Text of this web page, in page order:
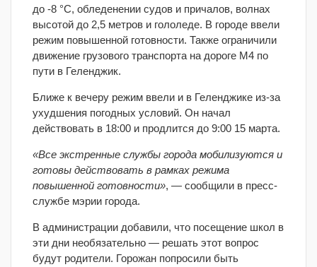
до -8 °С, обледенении судов и причалов, волнах
высотой до 2,5 метров и гололеде. В городе ввели
режим повышенной готовности. Также ограничили
движение грузового транспорта на дороге М4 по
пути в Геленджик.
Ближе к вечеру режим ввели и в Геленджике из-за
ухудшения погодных условий. Он начал
действовать в 18:00 и продлится до 9:00 15 марта.
«Все экстренные службы города мобилизуются и
готовы действовать в рамках режима
повышенной готовности», — сообщили в пресс-
службе мэрии города.
В администрации добавили, что посещение школ в
эти дни необязательно — решать этот вопрос
будут родители. Горожан попросили быть